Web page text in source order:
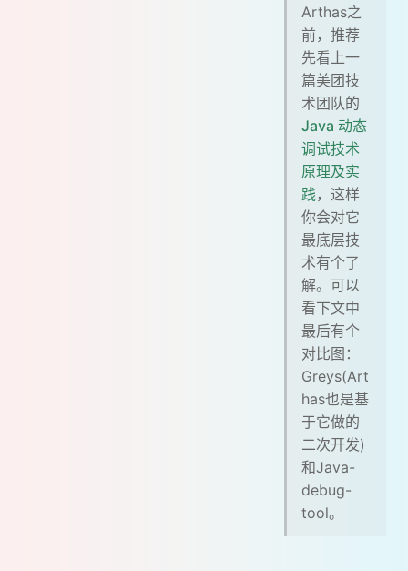
Arthas之
前，推荐
先看上一
篇美团技
术团队的
Java 动态
调试技术
原理及实
践，这样
你会对它
最底层技
术有个了
解。可以
看下文中
最后有个
对比图：
Greys(Art
has也是基
于它做的
二次开发)
和Java-
debug-
tool。